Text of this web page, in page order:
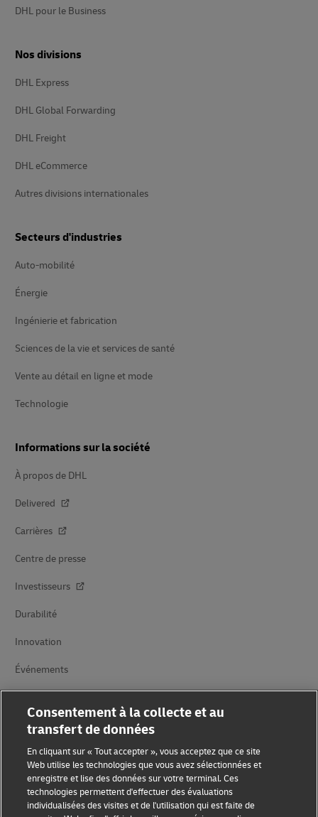
DHL pour le Business
Nos divisions
DHL Express
DHL Global Forwarding
DHL Freight
DHL eCommerce
Autres divisions internationales
Secteurs d'industries
Auto-mobilité
Énergie
Ingénierie et fabrication
Sciences de la vie et services de santé
Vente au détail en ligne et mode
Technologie
Informations sur la société
À propos de DHL
Delivered
Carrières
Centre de presse
Investisseurs
Durabilité
Innovation
Événements
Sensibilisation à la fraude
Consentement à la collecte et au
transfert de données
En cliquant sur « Tout accepter », vous acceptez que ce site
Web utilise les technologies que vous avez sélectionnées et
enregistre et lise des données sur votre terminal. Ces
technologies permettent d'effectuer des évaluations
individualisées des visites et de l'utilisation qui est faite de